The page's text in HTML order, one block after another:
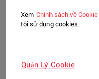
Xem Chính sách về Cookie
tôi sử dụng cookies.
Quản Lý Cookie